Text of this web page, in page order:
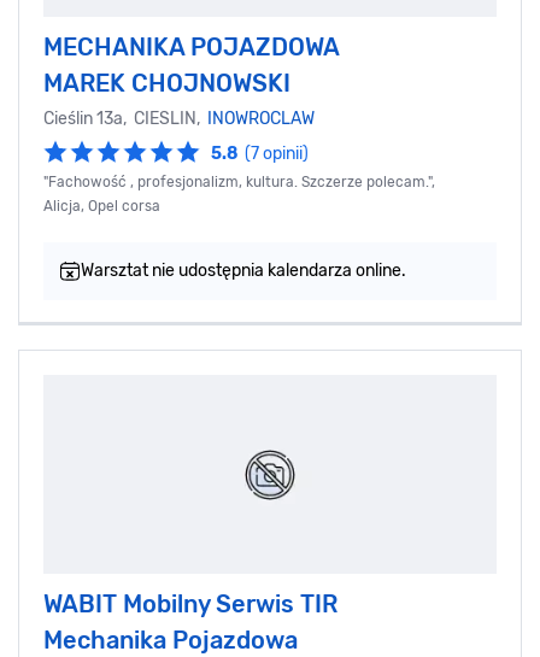
MECHANIKA POJAZDOWA
MAREK CHOJNOWSKI
Cieślin 13a, CIESLIN,
INOWROCLAW
5.8 (7 opinii)
"Fachowość , profesjonalizm, kultura. Szczerze polecam.",
Alicja, Opel corsa
Warsztat nie udostępnia kalendarza online.
WABIT Mobilny Serwis TIR
Mechanika Pojazdowa